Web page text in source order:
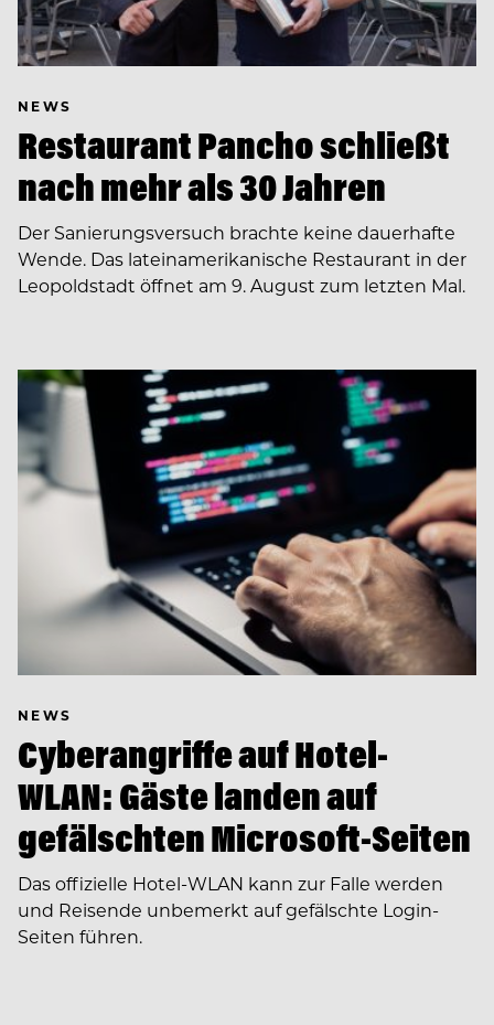
NEWS
Restaurant Pancho schließt
nach mehr als 30 Jahren
Der Sanierungsversuch brachte keine dauerhafte
Wende. Das lateinamerikanische Restaurant in der
Leopoldstadt öffnet am 9. August zum letzten Mal.
NEWS
Cyberangriffe auf Hotel-
WLAN: Gäste landen auf
gefälschten Microsoft-Seiten
Das offizielle Hotel-WLAN kann zur Falle werden
und Reisende unbemerkt auf gefälschte Login-
Seiten führen.